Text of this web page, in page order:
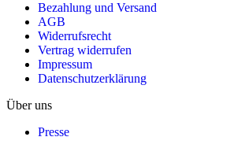
Bezahlung und Versand
AGB
Widerrufsrecht
Vertrag widerrufen
Impressum
Datenschutzerklärung
Über uns
Presse